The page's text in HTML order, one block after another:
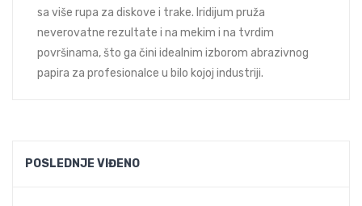
sa više rupa za diskove i trake. Iridijum pruža
neverovatne rezultate i na mekim i na tvrdim
površinama, što ga čini idealnim izborom abrazivnog
papira za profesionalce u bilo kojoj industriji.
POSLEDNJE VIĐENO